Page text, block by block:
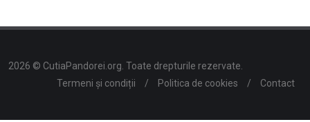
2026 © CutiaPandorei.org. Toate drepturile rezervate.
Termeni și condiții
/ Politica de cookies / Contact